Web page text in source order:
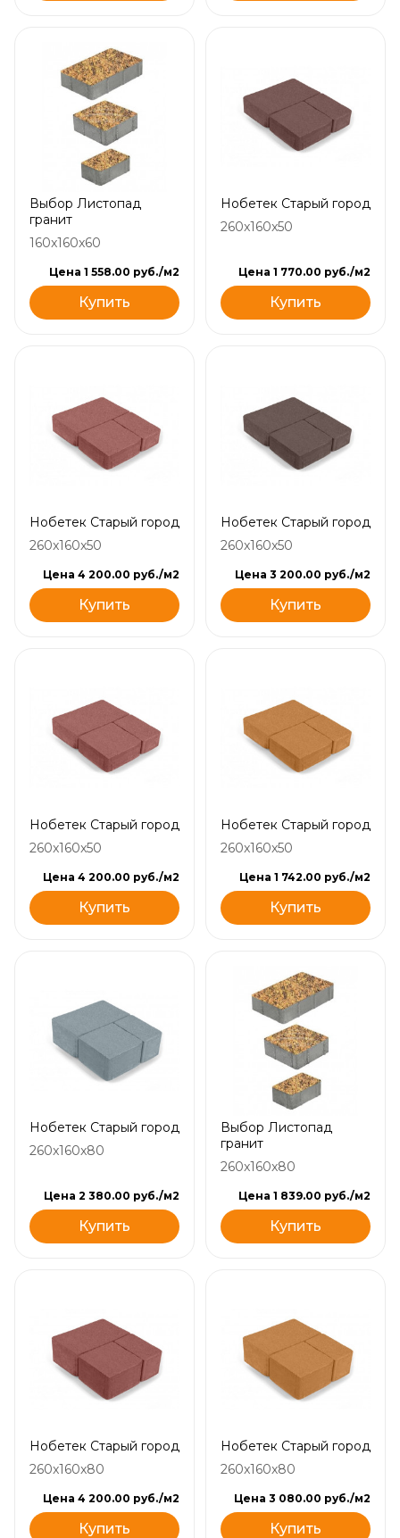
Выбор Листопад
гранит
160x160x60
Цена 1 558.00 руб./м2
Купить
Нобетек Старый город
260x160x50
Цена 1 770.00 руб./м2
Купить
Нобетек Старый город
260x160x50
Цена 4 200.00 руб./м2
Купить
Нобетек Старый город
260x160x50
Цена 3 200.00 руб./м2
Купить
Нобетек Старый город
260x160x50
Цена 4 200.00 руб./м2
Купить
Нобетек Старый город
260x160x50
Цена 1 742.00 руб./м2
Купить
Нобетек Старый город
260x160x80
Цена 2 380.00 руб./м2
Купить
Выбор Листопад
гранит
260x160x80
Цена 1 839.00 руб./м2
Купить
Нобетек Старый город
260x160x80
Цена 4 200.00 руб./м2
Купить
Нобетек Старый город
260x160x80
Цена 3 080.00 руб./м2
Купить